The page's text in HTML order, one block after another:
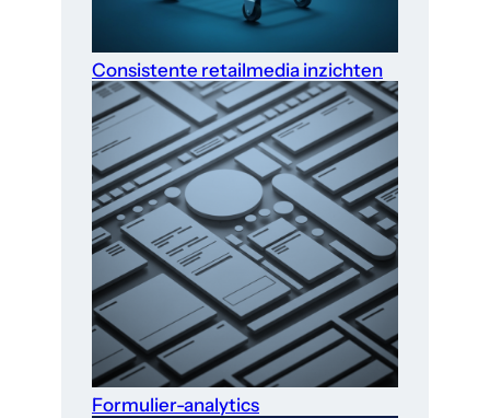
Consistente retailmedia inzichten
Formulier-analytics